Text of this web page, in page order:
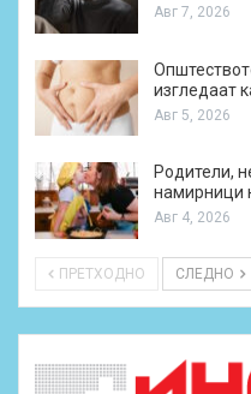
Авг 7, 2026
изгледаат
Авг 5, 2026
Родители,
намирници
Авг 4, 2026
ПРЕТХОДНО СЛЕДНО